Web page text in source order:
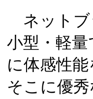
ネットブ
小型・軽
に体感性
そこに優